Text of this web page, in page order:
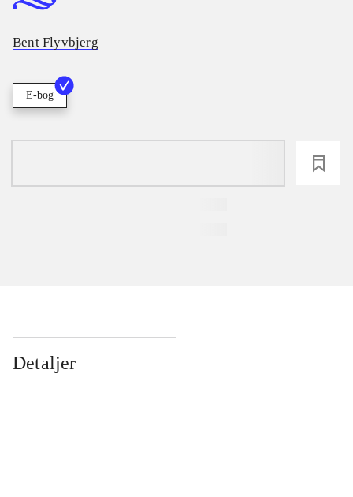
Bent Flyvbjerg
E-bog
Detaljer